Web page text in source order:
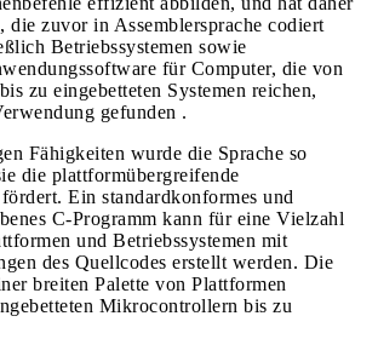
die zuvor in Assemblersprache codiert
Betriebssystemen sowie
für Computer, die von
zu eingebetteten Systemen reichen,
gefunden .
Fähigkeiten wurde die Sprache so
die plattformübergreifende
Ein standardkonformes und
C-Programm kann für eine Vielzahl
und Betriebssystemen mit
des Quellcodes erstellt werden. Die
breiten Palette von Plattformen
Mikrocontrollern bis zu